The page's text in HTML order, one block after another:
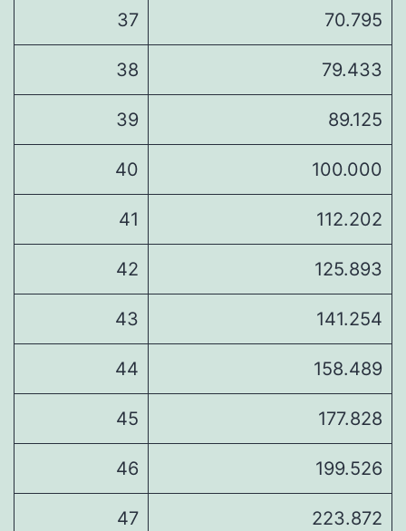
37 70.795
38 79.433
39 89.125
40 100.000
41 112.202
42 125.893
43 141.254
44 158.489
45 177.828
46 199.526
47 223.872